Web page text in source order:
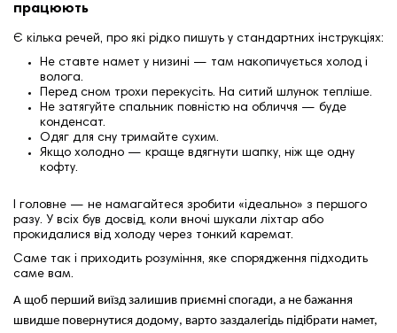
працюють
Є кілька речей, про які рідко пишуть у стандартних інструкціях:
Не ставте намет у низині — там накопичується холод і
волога.
Перед сном трохи перекусіть. На ситий шлунок тепліше.
Не затягуйте спальник повністю на обличчя — буде
конденсат.
Одяг для сну тримайте сухим.
Якщо холодно — краще вдягнути шапку, ніж ще одну
кофту.
І головне — не намагайтеся зробити «ідеально» з першого
разу. У всіх був досвід, коли вночі шукали ліхтар або
прокидалися від холоду через тонкий каремат.
Саме так і приходить розуміння, яке спорядження підходить
саме вам.
А щоб перший виїзд залишив приємні спогади, а не бажання
швидше повернутися додому, варто заздалегідь підібрати намет,